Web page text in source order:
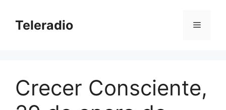
contenido
Teleradio Menú
Crecer Consciente,